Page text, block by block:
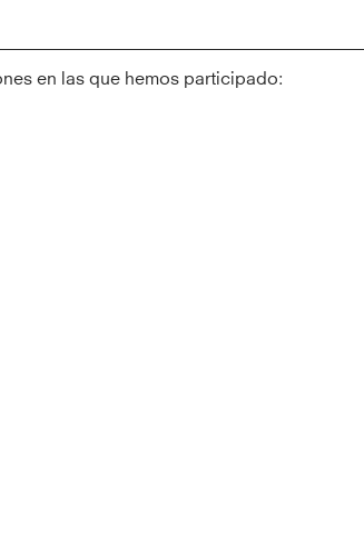
en las que hemos participado: